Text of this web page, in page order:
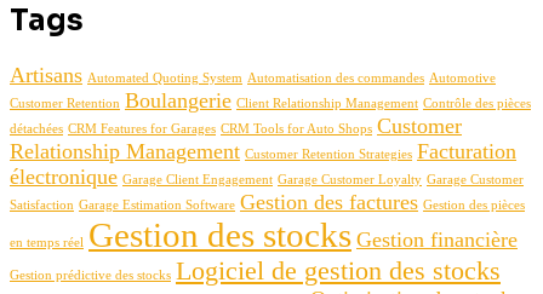
Tags
Artisans Automated Quoting System Automatisation des commandes Automotive
Customer Retention Boulangerie Client Relationship Management Contrôle des pièces
détachées CRM Features for Garages CRM Tools for Auto Shops Customer
Relationship Management Customer Retention Strategies Facturation
électronique Garage Client Engagement Garage Customer Loyalty Garage Customer
Satisfaction Garage Estimation Software Gestion des factures Gestion des pièces
en temps réel Gestion des stocks Gestion financière
Gestion prédictive des stocks Logiciel de gestion des stocks